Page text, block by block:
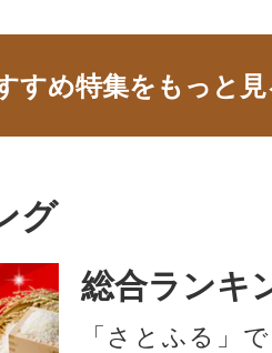
すめ特集をもっと
グ
総合ランキ
「さとふる」